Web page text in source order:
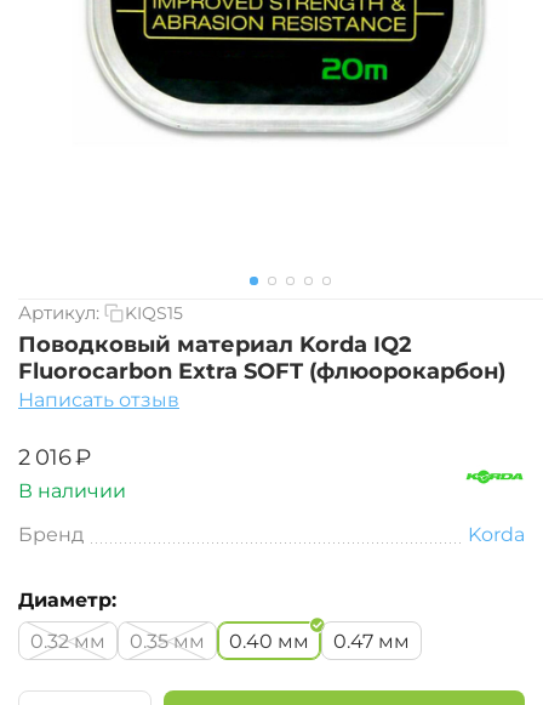
Артикул: KIQS15
Поводковый материал Korda IQ2
Fluorocarbon Extra SOFT (флюорокарбон)
Написать отзыв
‍2 016‍₽
В наличии
Бренд
Korda
Диаметр:
0.32 мм
0.35 мм 0.40 мм 0.47 мм